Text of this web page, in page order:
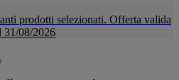
prodotti selezionati. Offerta valida
31/08/2026